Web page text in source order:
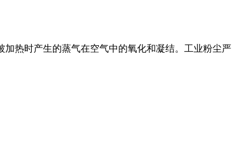
加热时产生的蒸气在空气中的氧化和凝结。工业粉尘严